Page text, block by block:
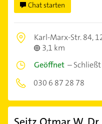
Chat starten
Karl-Marx-Str. 84,
3,1 km
Geöffnet –
030 6 87 28 78